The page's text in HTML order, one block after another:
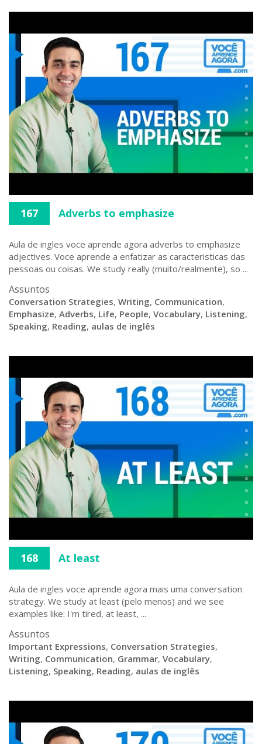
167 Adverbs to emphasize
Aula de ingles voce aprende agora adverbs to emphasize
adjectives. Voce aprende a enfatizar as caracteristicas das
pessoas ou coisas. We study really (muito/realmente), so ...
Assuntos
Conversation Strategies, Writing, Communication,
Emphasize, Adverbs, Life, People, Vocabulary, Listening,
Speaking, Reading, aulas de inglês
168 At least
Aula de ingles voce aprende agora mais uma conversation
strategy. We study at least (pelo menos) and we see
examples like: I'm tired, at least, ...
Assuntos
Important Expressions, Conversation Strategies,
Writing, Communication, Grammar, Vocabulary,
Listening, Speaking, Reading, aulas de inglês